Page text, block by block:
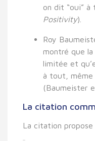
on dit “oui” à
Positivity).
Roy
montré que
limitée et
à tout, même
(Baumeister
La citation
La citation propose